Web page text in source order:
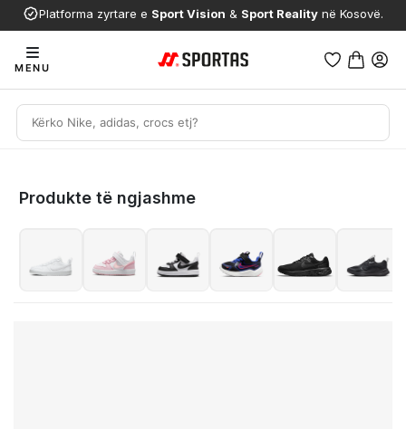
Platforma zyrtare e Sport Vision & Sport Reality në Kosovë.
MENU
Produkte të ngjashme